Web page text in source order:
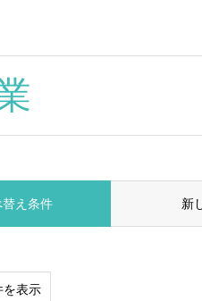
替え条件 新
を表示